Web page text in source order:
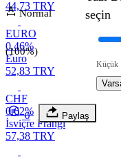
44,73 TRY
EURO
0.46%
Euro
52,83 TRY
CHF
0.62%
İsviçre Frangı
57,38 TRY
Normal
(100%)
seçin
Küçük
0 Paylaş